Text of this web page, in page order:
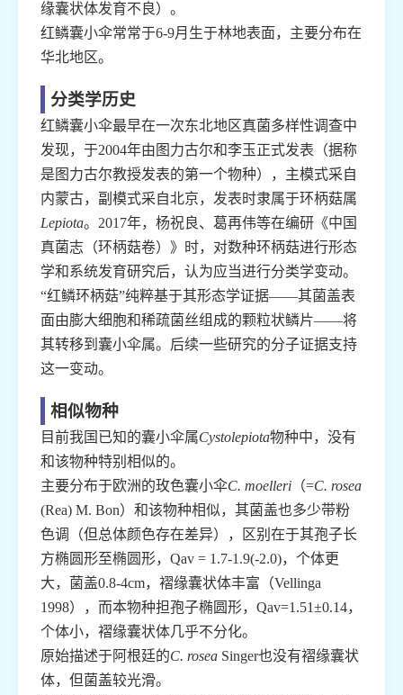
缘囊状体发育不良）。
红鳞囊小伞常常于6-9月生于林地表面，主要分布在
华北地区。
分类学历史
红鳞囊小伞最早在一次东北地区真菌多样性调查中
发现，于2004年由图力古尔和李玉正式发表（据称
是图力古尔教授发表的第一个物种），主模式采自
内蒙古，副模式采自北京，发表时隶属于环柄菇属
Lepiota。2017年，杨祝良、葛再伟等在编研《中国
真菌志（环柄菇卷）》时，对数种环柄菇进行形态
学和系统发育研究后，认为应当进行分类学变动。
“红鳞环柄菇”纯粹基于其形态学证据——其菌盖表
面由膨大细胞和稀疏菌丝组成的颗粒状鳞片——将
其转移到囊小伞属。后续一些研究的分子证据支持
这一变动。
相似物种
目前我国已知的囊小伞属Cystolepiota物种中，没有
和该物种特别相似的。
主要分布于欧洲的玫色囊小伞C. moelleri （=C. rosea
(Rea) M. Bon）和该物种相似，其菌盖也多少带粉
色调（但总体颜色存在差异），区别在于其孢子长
方椭圆形至椭圆形，Qav = 1.7-1.9(-2.0)，个体更
大，菌盖0.8-4cm，褶缘囊状体丰富（Vellinga
1998），而本物种担孢子椭圆形，Qav=1.51±0.14，
个体小，褶缘囊状体几乎不分化。
原始描述于阿根廷的C. rosea Singer也没有褶缘囊状
体，但菌盖较光滑。